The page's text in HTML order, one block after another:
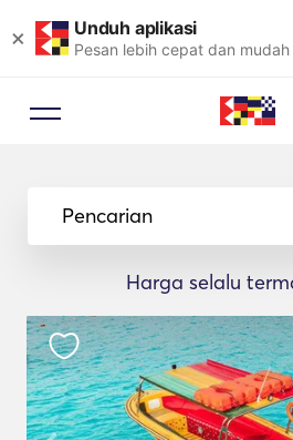
× Unduh aplikasi
Pesan lebih cepat dan mudah
Pencarian
Harga selalu